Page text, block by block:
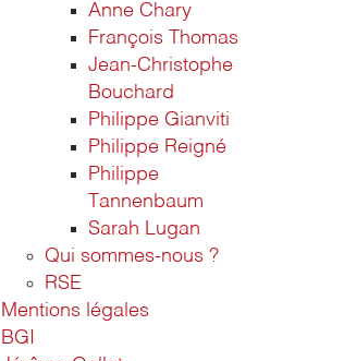
Anne Chary
François Thomas
Jean-Christophe
Bouchard
Philippe Gianviti
Philippe Reigné
Philippe
Tannenbaum
Sarah Lugan
Qui sommes-nous ?
RSE
Mentions légales
BGI